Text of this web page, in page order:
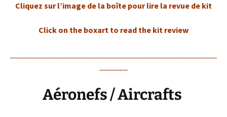
Cliquez sur l’image de la boîte pour lire la revue de kit
Click on the boxart to read the kit review
Aéronefs / Aircrafts